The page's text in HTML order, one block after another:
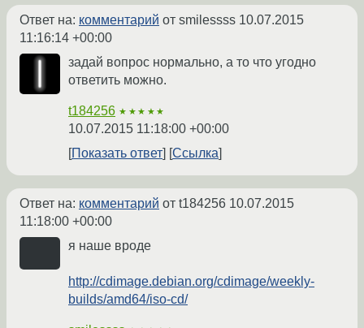
Ответ на: комментарий от smilessss 10.07.2015
11:16:14 +00:00
задай вопрос нормально, а то что угодно
ответить можно.
t184256 ★★★★★
10.07.2015 11:18:00 +00:00
Показать ответ
Ссылка
Ответ на: комментарий от t184256 10.07.2015
11:18:00 +00:00
я наше вроде
http://cdimage.debian.org/cdimage/weekly-
builds/amd64/iso-cd/